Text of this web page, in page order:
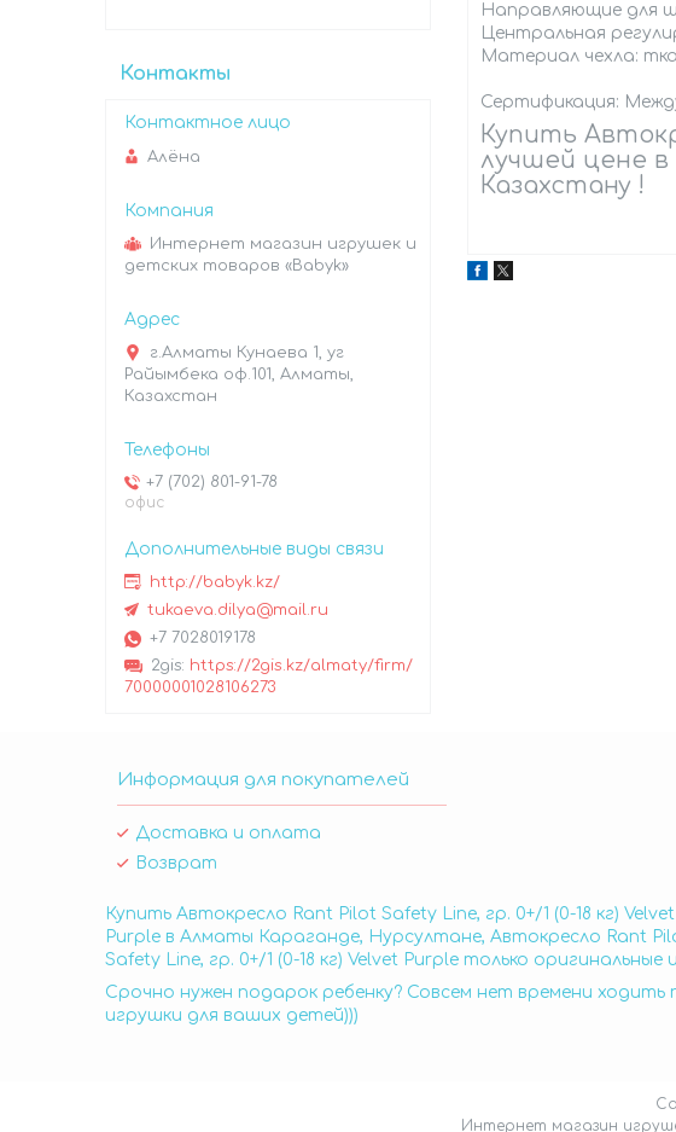
Направляющие для
Центральная
Материал чехла:
Сертификация:
Купить
лучшей цене
Казахстану !
Контакты
Алёна
Интернет магазин игрушек и
детских товаров «Babyk»
г.Алматы Кунаева 1, уг
Райымбека оф.101, Алматы,
Казахстан
+7 (702) 801-91-78
офис
http://babyk.kz/
tukaeva.dilya@mail.ru
+7 7028019178
2gis https://2gis.kz/almaty/firm/
70000001028106273
Информация для покупателей
Доставка и оплата
Возврат
Купить Автокресло Rant Pilot Safety Line, гр. 0+/1 (0-18 кг)
Purple в Алматы Караганде, Нурсултане, Автокресло Rant
Safety Line, гр. 0+/1 (0-18 кг) Velvet Purple только
Срочно нужен подарок ребенку? Совсем нет времени
игрушки для ваших детей)))